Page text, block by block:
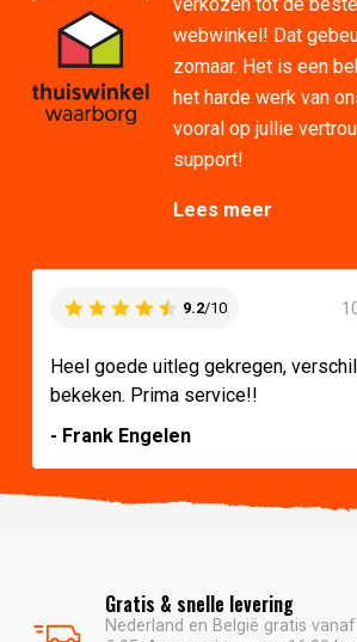
webwinkel! Dat
zomaar. Het is een
het harde werk van
vooral op jullie
support!
Lees meer
9.2/10
Heel goede uitleg gekregen,
bekeken. Prima service!!
- Frank Engelen
Gratis & snelle levering
Nederland en België gratis